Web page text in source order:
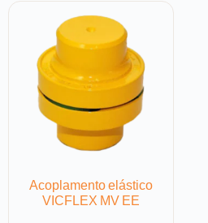
Acoplamento elástico
VICFLEX MV EE